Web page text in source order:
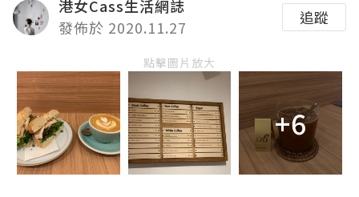
港女Cass生活網誌
發佈於 2020.11.27
追蹤
點擊圖片放大
+6